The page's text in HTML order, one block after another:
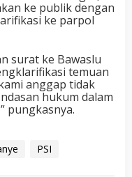
ke publik dengan
ke parpol
surat ke Bawaslu
temuan
anggap tidak
hukum dalam
pungkasnya.
PSI